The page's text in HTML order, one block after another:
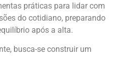
práticas para lidar com
do cotidiano, preparando
após a alta.
busca-se construir um